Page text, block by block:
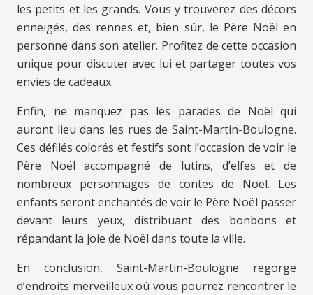
les petits et les grands. Vous y trouverez des décors
enneigés, des rennes et, bien sûr, le Père Noël en
personne dans son atelier. Profitez de cette occasion
unique pour discuter avec lui et partager toutes vos
envies de cadeaux.
Enfin, ne manquez pas les parades de Noël qui
auront lieu dans les rues de Saint-Martin-Boulogne.
Ces défilés colorés et festifs sont l’occasion de voir le
Père Noël accompagné de lutins, d’elfes et de
nombreux personnages de contes de Noël. Les
enfants seront enchantés de voir le Père Noël passer
devant leurs yeux, distribuant des bonbons et
répandant la joie de Noël dans toute la ville.
En conclusion, Saint-Martin-Boulogne regorge
d’endroits merveilleux où vous pourrez rencontrer le